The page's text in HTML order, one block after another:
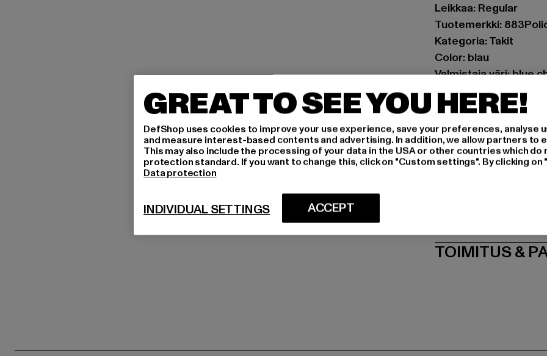
Leikkaa: Regular
Tuotemerkki:
Kategoria: Takit
Color: blau
Valmistaja väri: blue
Materiaalin
Art.Nr: 0008773-22037
Valmistaja: Zabou
Shelley Road,
TOIMITUS &
GREAT TO SEE YOU HERE!
DefShop uses cookies to improve your use experience, save your preferences, analyse
and measure interest-based contents and advertising. In addition, we allow partners to
This may also include the processing of your data in the USA or other countries which do
protection standard. If you want to change this, click on "Custom settings". By clicking
Data protection
ACCEPT
INDIVIDUAL SETTINGS